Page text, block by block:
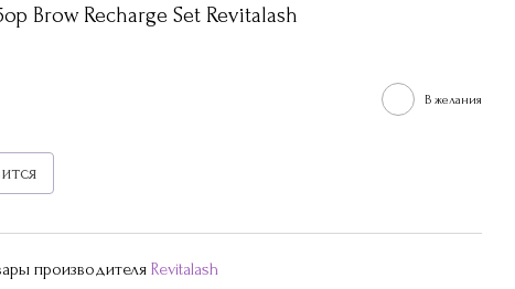
Brow Recharge Set Revitalash
В желания
производителя Revitalash